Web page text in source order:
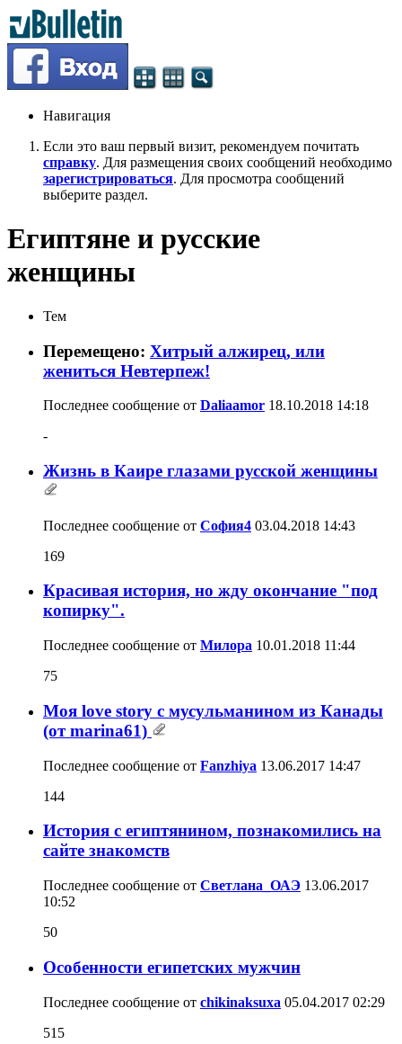
Навигация
Если это ваш первый визит, рекомендуем почитать
справку. Для размещения своих сообщений необходимо
зарегистрироваться. Для просмотра сообщений
выберите раздел.
Египтяне и русские
женщины
Тем
Перемещено: Хитрый алжирец, или
жениться Невтерпеж!
Последнее сообщение от Daliaamor 18.10.2018 14:18
-
Жизнь в Каире глазами русской женщины
Последнее сообщение от София4 03.04.2018 14:43
169
Красивая история, но жду окончание "под
копирку".
Последнее сообщение от Милора 10.01.2018 11:44
75
Моя love story с мусульманином из Канады
(от marina61)
Последнее сообщение от Fanzhiya 13.06.2017 14:47
144
История с египтянином, познакомились на
сайте знакомств
Последнее сообщение от Светлана_ОАЭ 13.06.2017
10:52
50
Особенности египетских мужчин
Последнее сообщение от chikinaksuxa 05.04.2017 02:29
515